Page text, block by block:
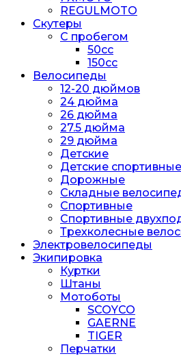
REGULMOTO
Скутеры
С пробегом
50cc
150cc
Велосипеды
12-20 дюймов
24 дюйма
26 дюйма
27.5 дюйма
29 дюйма
Детские
Детские спортивные
Дорожные
Складные
Спортивные
Спортивные
Трехколесные
Электровелосипеды
Экипировка
Куртки
Штаны
Мотоботы
SCOYCO
GAERNE
TIGER
Перчатки